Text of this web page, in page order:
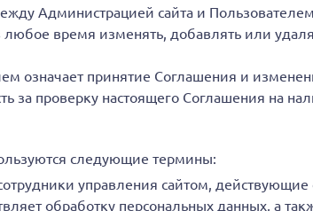
Администрацией сайта и
любое время изменять, добавлять или
означает принятие Соглашения и
за проверку настоящего Соглашения на
следующие термины:
управления сайтом,
обработку персональных данных, а